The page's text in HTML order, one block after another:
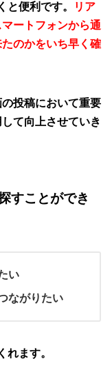
便利です。
リア
ートフォンから通
のかをいち早く確
投稿において重要
て向上させていき
すことができ
い
ながりたい
ます。